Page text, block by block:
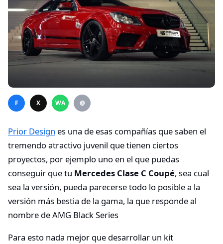
F X WA @
Prior Design es una de esas compañías que saben el
tremendo atractivo juvenil que tienen ciertos
proyectos, por ejemplo uno en el que puedas
conseguir que tu Mercedes Clase C Coupé, sea cual
sea la versión, pueda parecerse todo lo posible a la
versión más bestia de la gama, la que responde al
nombre de AMG Black Series
Para esto nada mejor que desarrollar un kit